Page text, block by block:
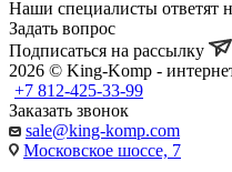
Наши специалисты ответят
Задать вопрос
Подписаться на рассылку
2026 © King-Komp -
+7 812-425-33-99
Заказать звонок
sale@king-komp.com
Московское шоссе, 7